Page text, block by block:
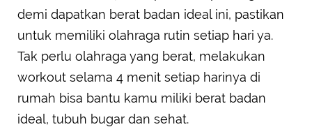
demi dapatkan berat badan ideal ini, pastikan
untuk memiliki olahraga rutin setiap hari ya.
Tak perlu olahraga yang berat, melakukan
workout selama 4 menit setiap harinya di
rumah bisa bantu kamu miliki berat badan
ideal, tubuh bugar dan sehat.